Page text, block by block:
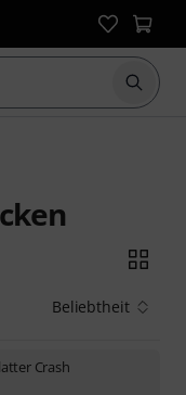
Suche
Beliebtheit
Crash